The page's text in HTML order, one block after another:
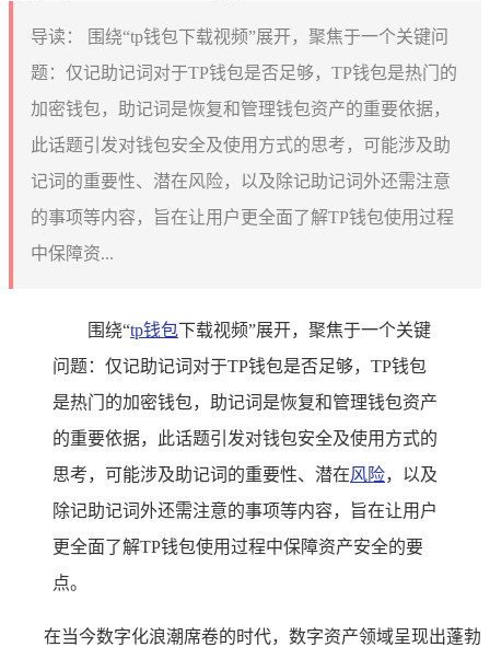
导读：
围绕“tp钱包下载视频”展开，聚焦于一个关键问
题：仅记助记词对于TP钱包是否足够，TP钱包是热门的
加密钱包，助记词是恢复和管理钱包资产的重要依据，
此话题引发对钱包安全及使用方式的思考，可能涉及助
记词的重要性、潜在风险，以及除记助记词外还需注意
的事项等内容，旨在让用户更全面了解TP钱包使用过程
中保障资...
围绕“tp钱包下载视频”展开，聚焦于一个关键
问题：仅记助记词对于TP钱包是否足够，TP钱包
是热门的加密钱包，助记词是恢复和管理钱包资产
的重要依据，此话题引发对钱包安全及使用方式的
思考，可能涉及助记词的重要性、潜在风险，以及
除记助记词外还需注意的事项等内容，旨在让用户
更全面了解TP钱包使用过程中保障资产安全的要
点。
在当今数字化浪潮席卷的时代，数字资产领域呈现出蓬勃